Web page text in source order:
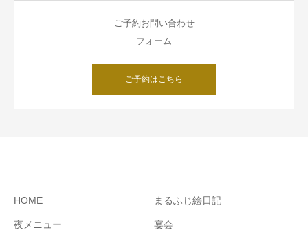
ご予約お問い合わせ
フォーム
ご予約はこちら
HOME まるふじ絵日記
夜メニュー 宴会